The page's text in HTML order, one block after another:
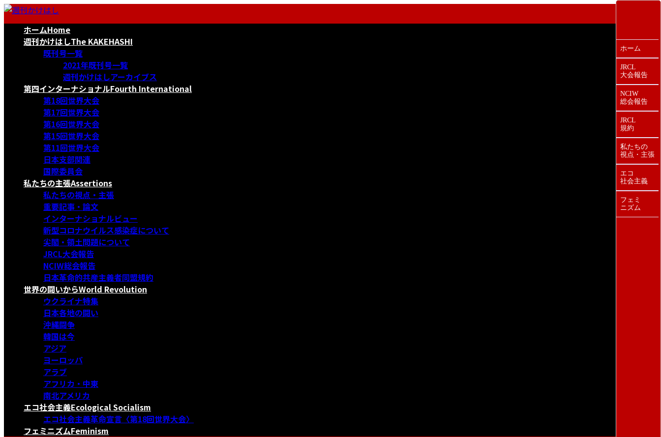
コ
ナ
ホームHome
週刊かけはしThe KAKEHASHI
既刊号一覧
2021年既刊号一覧
週刊かけはしアーカイブス
第四インターナショナルFourth International
第18回世界大会
第17回世界大会
第16回世界大会
第15回世界大会
第11回世界大会
日本支部関連
国際委員会
私たちの主張Assertions
私たちの視点・主張
重要記事・論文
インターナショナルビュー
新型コロナウイルス感染症について
尖閣・領土問題について
JRCL大会報告
NCIW総会報告
日本革命的共産主義者同盟規約
世界の闘いからWorld Revolution
ウクライナ特集
日本各地の闘い
沖縄闘争
韓国は今
アジア
ヨーロッパ
アラブ
アフリカ・中東
南北アメリカ
エコ社会主義Ecological Socialism
エコ社会主義革命宣言〈第18回世界大会〉
フェミニズムFeminism
ホーム
JRCL
大会報告
NCIW
総会報告
JRCL
規約
私たちの
視点・主張
エコ
社会主義
フェミ
ニズム